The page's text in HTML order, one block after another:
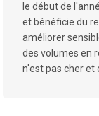
le début de
et bénéficie du
améliorer
des volumes en
n'est pas cher et